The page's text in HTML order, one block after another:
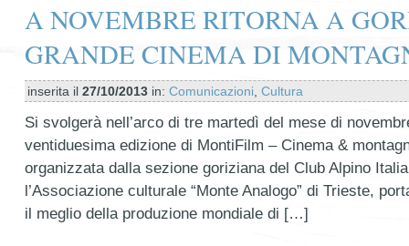
A NOVEMBRE RITORNA A
GRANDE CINEMA DI
inserita il 27/10/2013 in: Comunicazioni Cultura
Si svolgerà nell’arco di tre martedì del mese di
ventiduesima edizione di MontiFilm – Cinema &
organizzata dalla sezione goriziana del Club Alpino
l’Associazione culturale “Monte Analogo” di Trieste,
il meglio della produzione mondiale di […]